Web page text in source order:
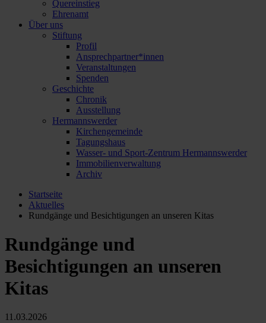
Quereinstieg
Ehrenamt
Über uns
Stiftung
Profil
Ansprechpartner*innen
Veranstaltungen
Spenden
Geschichte
Chronik
Ausstellung
Hermannswerder
Kirchengemeinde
Tagungshaus
Wasser- und Sport-Zentrum Hermannswerder
Immobilienverwaltung
Archiv
Startseite
Aktuelles
Rundgänge und Besichtigungen an unseren Kitas
Rundgänge und
Besichtigungen an unseren
Kitas
11.03.2026